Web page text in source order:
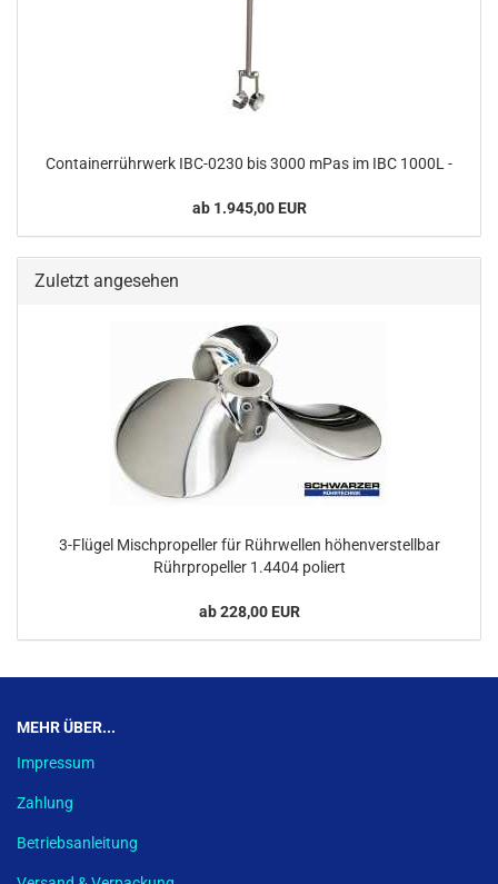
Containerrührwerk IBC-0230 bis 3000 mPas im IBC 1000L -
ab 1.945,00 EUR
Zuletzt angesehen
3-Flügel Mischpropeller für Rührwellen höhenverstellbar
Rührpropeller 1.4404 poliert
ab 228,00 EUR
MEHR ÜBER...
Impressum
Zahlung
Betriebsanleitung